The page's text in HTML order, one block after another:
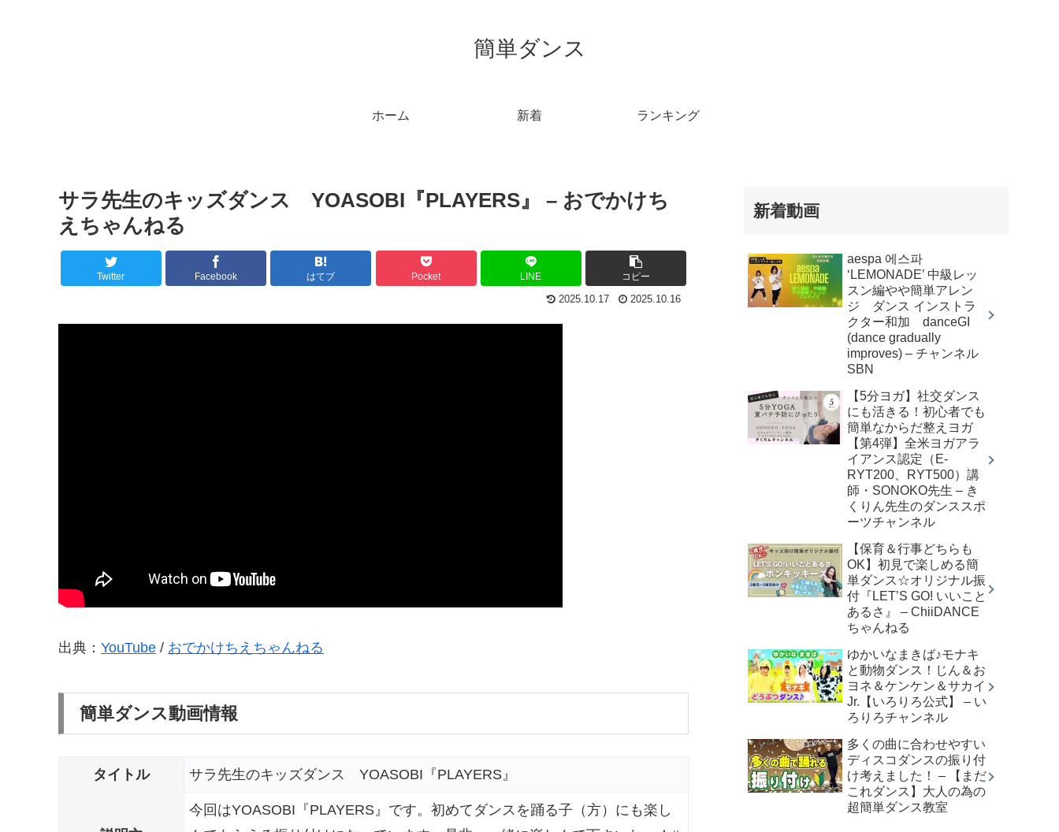
簡単ダンス
ホーム 新着 ランキング
サラ先生のキッズダンス YOASOBI『PLAYERS』 – おでかけち
えちゃんねる
Twitter Facebook はてブ Pocket LINE コピー
2025.10.17 2025.10.16
出典： YouTube / おでかけちえちゃんねる
簡単ダンス動画情報
タイトル サラ先生のキッズダンス YOASOBI『PLAYERS』
今回はYOASOBI『PLAYERS』です。初めてダンスを踊る子（方）にも楽し
新着動画
aespa 에스파
‘LEMONADE’ 中級レッ
スン編やや簡単アレン
ジ ダンス インストラ
クター和加 danceGI
(dance gradually
improves) – チャンネル
SBN
【5分ヨガ】社交ダンス
にも活きる！初心者でも
簡単なからだ整えヨガ
【第4弾】全米ヨガアラ
イアンス認定（E-
RYT200、RYT500）講
師・SONOKO先生 – き
くりん先生のダンススポ
ーツチャンネル
【保育＆行事どちらも
OK】初見で楽しめる簡
単ダンス☆オリジナル振
付『LET’S GO! いいこと
あるさ』 – ChiiDANCE
ちゃんねる
ゆかいなまきば♪モナキ
と動物ダンス！じん＆お
ヨネ＆ケンケン＆サカイ
Jr.【いろりろ公式】 – い
ろりろチャンネル
多くの曲に合わせやすい
ディスコダンスの振り付
け考えました！ – 【まだ
これダンス】大人の為の
超簡単ダンス教室